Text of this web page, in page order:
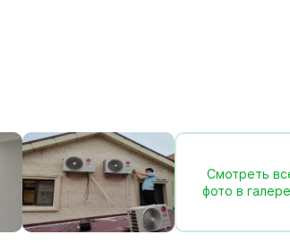
Смотреть
фото в